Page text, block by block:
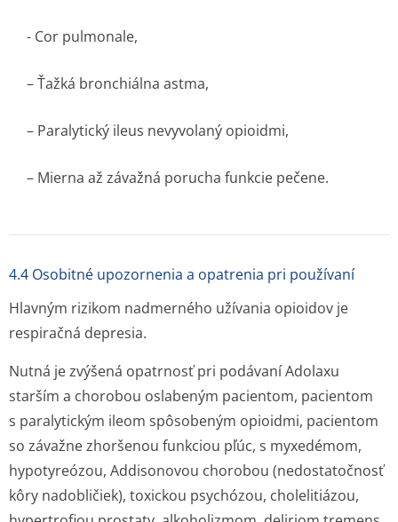
- Cor pulmonale,
– Ťažká bronchiálna astma,
– Paralytický ileus nevyvolaný opioidmi,
– Mierna až závažná porucha funkcie pečene.
4.4 Osobitné upozornenia a opatrenia pri používaní
Hlavným rizikom nadmerného užívania opioidov je
respiračná depresia.
Nutná je zvýšená opatrnosť pri podávaní Adolaxu
starším a chorobou oslabeným pacientom, pacientom
s paralytickým ileom spôsobeným opioidmi, pacientom
so závažne zhoršenou funkciou pľúc, s myxedémom,
hypotyreózou, Addisonovou chorobou (nedostatočnosť
kôry nadobličiek), toxickou psychózou, cholelitiázou,